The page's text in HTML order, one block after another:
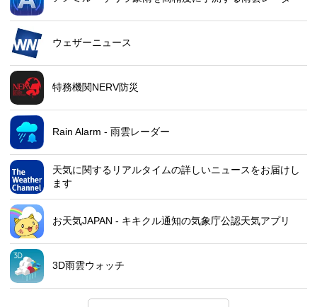
ウェザーニュース
特務機関NERV防災
Rain Alarm - 雨雲レーダー
天気に関するリアルタイムの詳しいニュースをお届けし
ます
お天気JAPAN - キキクル通知の気象庁公認天気アプリ
3D雨雲ウォッチ